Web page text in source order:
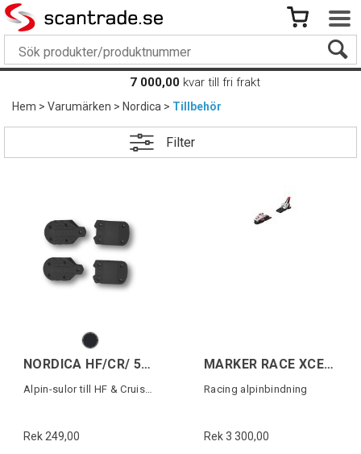
7 000,00 kvar till fri frakt
Hem>Varumärken>Nordica>Tillbehör
Filter
NORDICA HF/CR/ 5355 PU SOLES
Alpin-sulor till HF & Cruise (1 par)
Rek 249,00
MARKER RACE XCELL 24 Vit
Racing alpinbindning
Rek 3 300,00